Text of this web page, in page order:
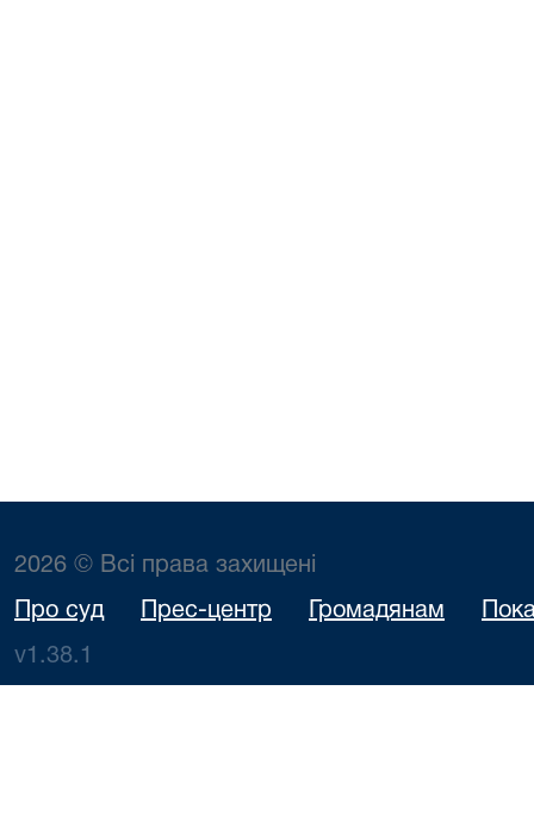
2026 © Всі права захищені
Про суд Прес-центр Громадянам
v1.38.1